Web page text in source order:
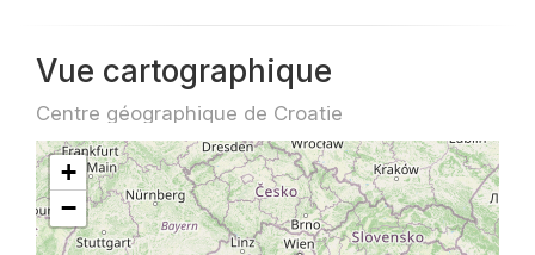
Vue cartographique
Centre géographique de Croatie
+
−